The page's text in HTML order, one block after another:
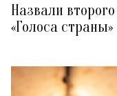
Назвали
«Голоса страны»